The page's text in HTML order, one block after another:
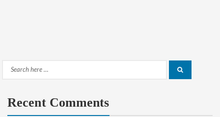
Search
Recent Comments